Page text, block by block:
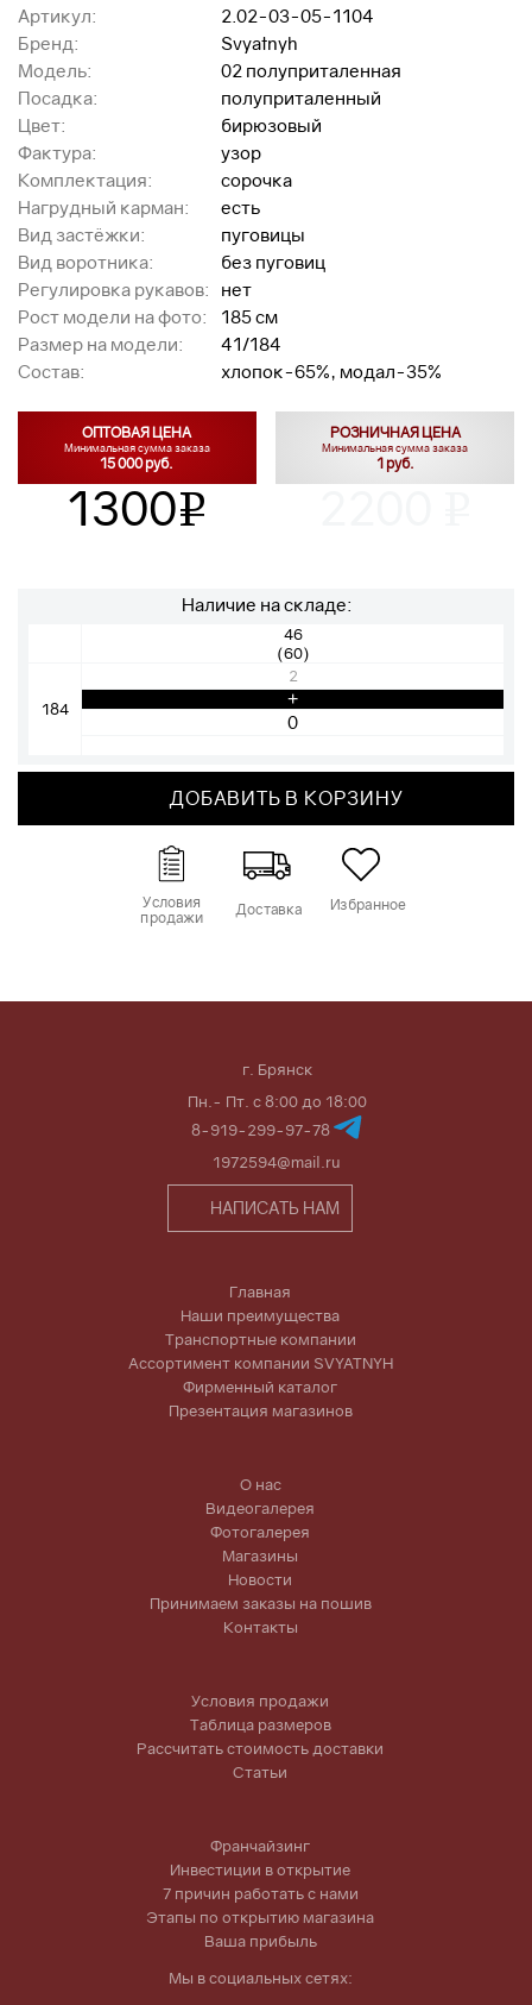
Артикул:
2.02-03-05-1104
Бренд:
Svyatnyh
Модель:
02 полуприталенная
Посадка:
полуприталенный
Цвет:
бирюзовый
Фактура:
узор
Комплектация:
сорочка
Нагрудный карман:
есть
Вид застёжки:
пуговицы
Вид воротника:
без пуговиц
Регулировка рукавов:
нет
Рост модели на фото:
185 см
Размер на модели:
41/184
Состав:
хлопок-65%, модал-35%
ОПТОВАЯ ЦЕНА
Минимальная сумма заказа
15 000 руб.
1300v
РОЗНИЧНАЯ ЦЕНА
Минимальная сумма заказа
1 руб.
Наличие на складе:
46
(60)
184
2
+
ДОБАВИТЬ В КОРЗИНУ
Условия
продажи Доставка Избранное
г. Брянск
Пн.- Пт. с 8:00 до 18:00
8-919-299-97-78
1972594@mail.ru
НАПИСАТЬ НАМ
Главная
Наши преимущества
Транспортные компании
Ассортимент компании SVYATNYH
Фирменный каталог
Презентация магазинов
О нас
Видеогалерея
Фотогалерея
Магазины
Новости
Принимаем заказы на пошив
Контакты
Условия продажи
Таблица размеров
Рассчитать стоимость доставки
Статьи
Франчайзинг
Инвестиции в открытие
7 причин работать с нами
Этапы по открытию магазина
Ваша прибыль
Мы в социальных сетях: